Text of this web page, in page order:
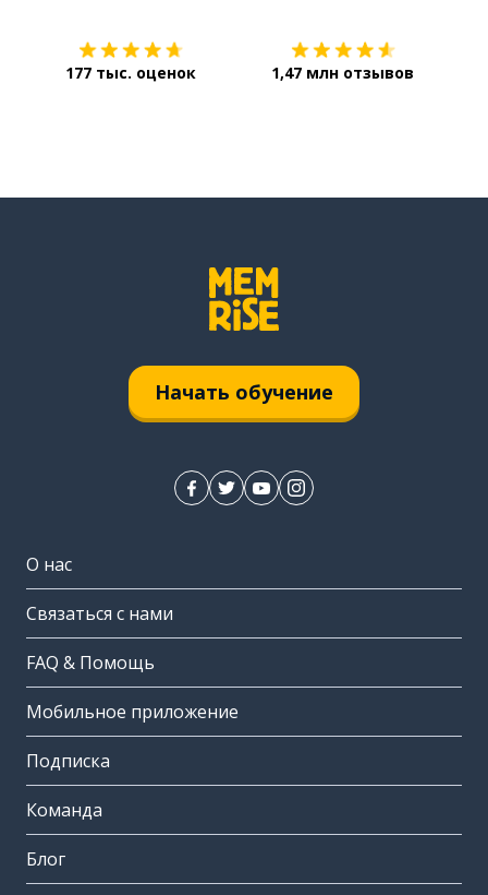
177 тыс. оценок 1,47 млн отзывов
Начать обучение
О нас
Связаться с нами
FAQ & Помощь
Мобильное приложение
Подписка
Команда
Блог